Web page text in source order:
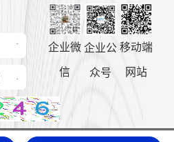
企业微
信
企业公
众号
移动端
网站